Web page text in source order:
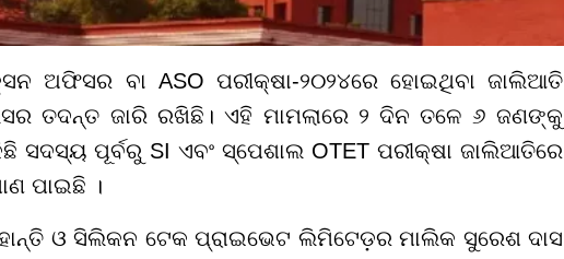
ଅଫିସର ବା ASO ପରୀକ୍ଷା-୨୦୨୪ରେ ହୋଇଥିବା ଜାଲିଆତି
ତଦନ୍ତ ଜାରି ରଖିଛି। ଏହି ମାମଲାରେ ୨ ଦିନ ତଳେ ୬ ଜଣଙ୍କୁ
ପୂର୍ବରୁ SI ଏବଂ ସ୍ପେଶାଲ OTET ପରୀକ୍ଷା ଜାଲିଆତିରେ
ପାଇଛି ।
ଓ ସିଲିକନ ଟେକ ପ୍ରାଇଭେଟ ଲିମିଟେଡ଼ର ମାଲିକ ସୁରେଶ ଦାସ